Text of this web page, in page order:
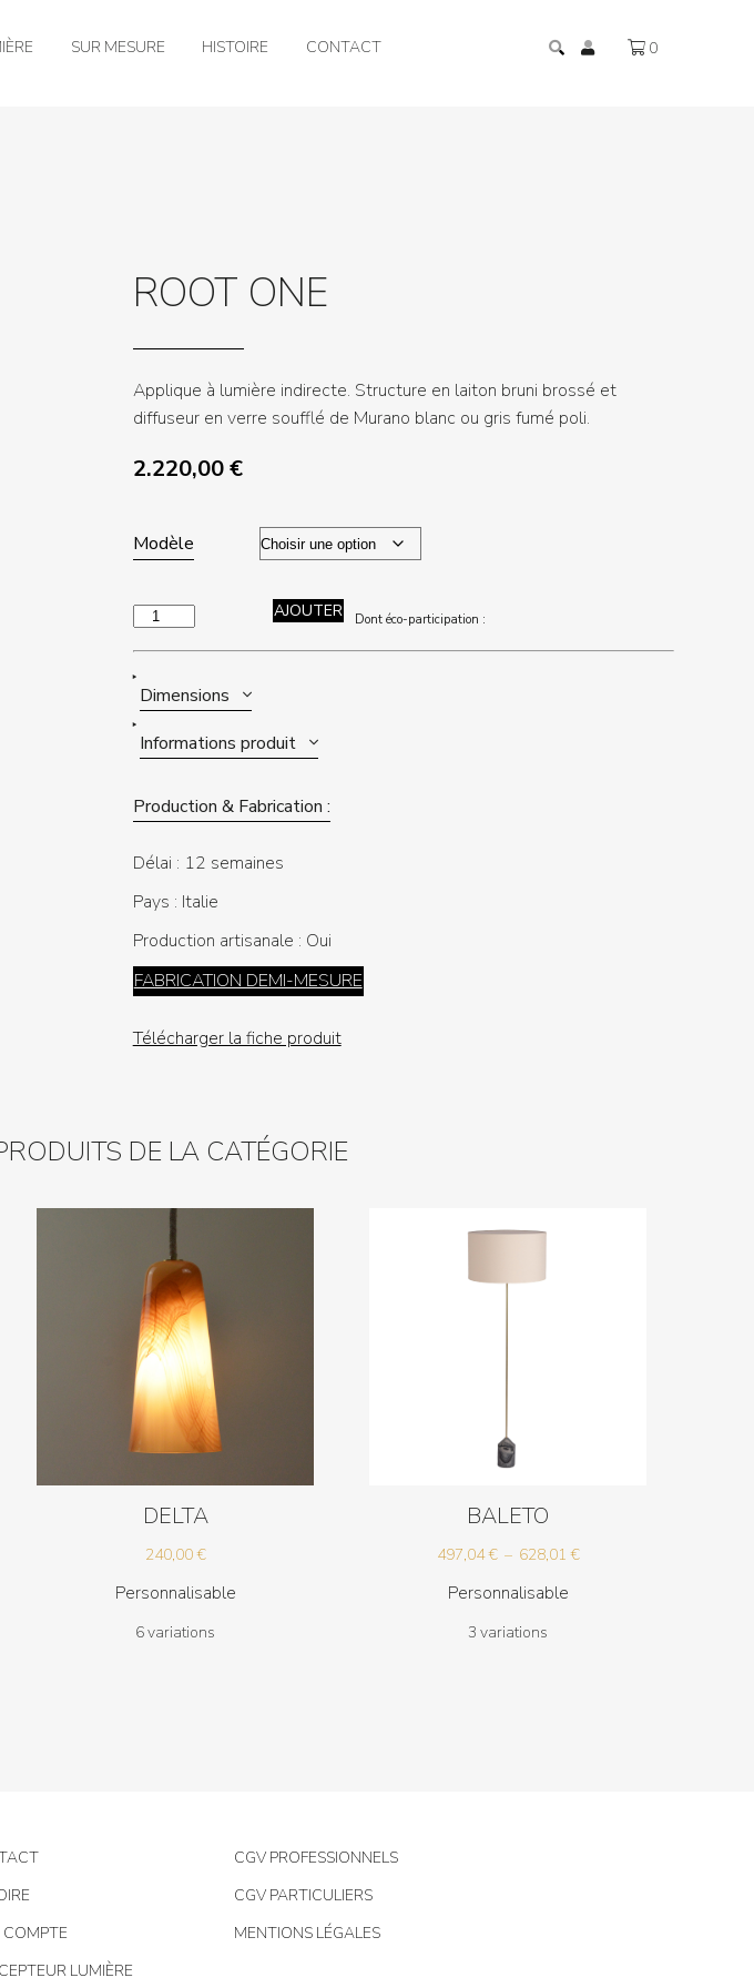
SUR MESURE HISTOIRE CONTACT 0
ROOT ONE
Applique à lumière indirecte. Structure en laiton bruni brossé et
diffuseur en verre soufflé de Murano blanc ou gris fumé poli.
2.220,00€
Modèle
quantité
ONE
AJOUTER Dont éco-participation :
Dimensions
Informations produit
Production & Fabrication :
Délai : 12 semaines
Pays : Italie
Production artisanale : Oui
FABRICATION DEMI-MESURE
Télécharger la fiche produit
DE LA CATÉGORIE
DELTA
240,00€
Personnalisable
6 variations
BALETO
497,04€ – 628,01 €Plage
Personnalisable
3 variations
CGV PROFESSIONNELS
CGV PARTICULIERS
MENTIONS LÉGALES
LUMIÈRE